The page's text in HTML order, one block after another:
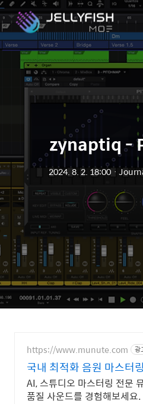
zynaptiq -
2024. 8. 2. 18:00ㆍ
https://www.munute.com 광
국내 최적화 음원 마스터
성
AI, 스튜디오 마스터링 전문
품질 사운드를 경험해보세요.